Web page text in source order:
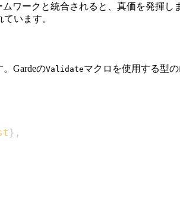
ワークと統合されると、真価を発揮
います。
GardeのValidateマクロを使用する型の
} ,